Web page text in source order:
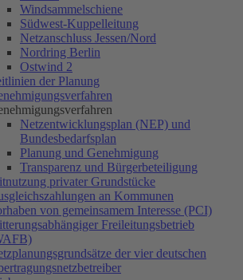
Windsammelschiene
Südwest-Kuppelleitung
Netzanschluss Jessen/Nord
Nordring Berlin
Ostwind 2
der Planung
Netzentwicklungsplan (NEP) und
Bundesbedarfsplan
Planung und Genehmigung
Transparenz und Bürgerbeteiligung
privater Grundstücke
an Kommunen
von gemeinsamem Interesse (PCI)
Freileitungsbetrieb
der vier deutschen